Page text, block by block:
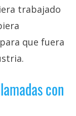
trabajado
que fuera
con